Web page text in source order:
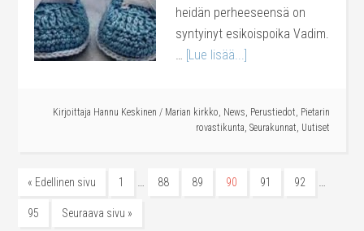
heidän perheeseensä on
syntyinyt esikoispoika Vadim.
… [Lue lisää...]
Kirjoittaja Hannu Keskinen / Marian kirkko, News, Perustiedot, Pietarin
rovastikunta, Seurakunnat, Uutiset
« Edellinen sivu 1 … 88 89 90 91 92 …
95 Seuraava sivu »